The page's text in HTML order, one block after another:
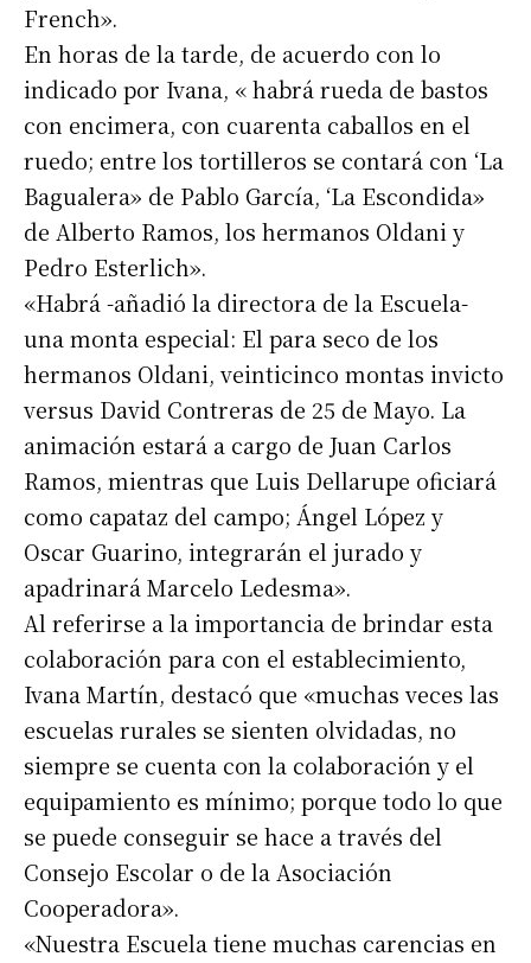
French».
En horas de la tarde, de acuerdo con lo
indicado por Ivana, « habrá rueda de bastos
con encimera, con cuarenta caballos en el
ruedo; entre los tortilleros se contará con ‘La
Bagualera» de Pablo García, ‘La Escondida»
de Alberto Ramos, los hermanos Oldani y
Pedro Esterlich».
«Habrá -añadió la directora de la Escuela-
una monta especial: El para seco de los
hermanos Oldani, veinticinco montas invicto
versus David Contreras de 25 de Mayo. La
animación estará a cargo de Juan Carlos
Ramos, mientras que Luis Dellarupe oficiará
como capataz del campo; Ángel López y
Oscar Guarino, integrarán el jurado y
apadrinará Marcelo Ledesma».
Al referirse a la importancia de brindar esta
colaboración para con el establecimiento,
Ivana Martín, destacó que «muchas veces las
escuelas rurales se sienten olvidadas, no
siempre se cuenta con la colaboración y el
equipamiento es mínimo; porque todo lo que
se puede conseguir se hace a través del
Consejo Escolar o de la Asociación
Cooperadora».
«Nuestra Escuela tiene muchas carencias en